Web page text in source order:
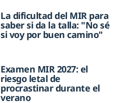
La dificultad del MIR para
saber si da la talla: "No sé
si voy por buen camino"
Examen MIR 2027: el
riesgo letal de
procrastinar durante el
verano